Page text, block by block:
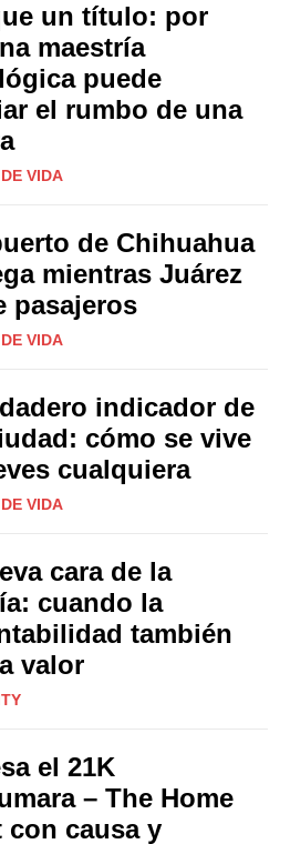
un título: por
maestría
puede
el rumbo de una
VIDA
de Chihuahua
mientras Juárez
pasajeros
VIDA
indicador de
cómo se vive
cualquiera
VIDA
cara de la
cuando la
también
valor
el 21K
– The Home
con causa y